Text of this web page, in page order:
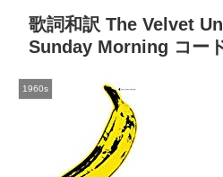
歌詞和訳 The Velvet
Sunday Morning コー
1960s